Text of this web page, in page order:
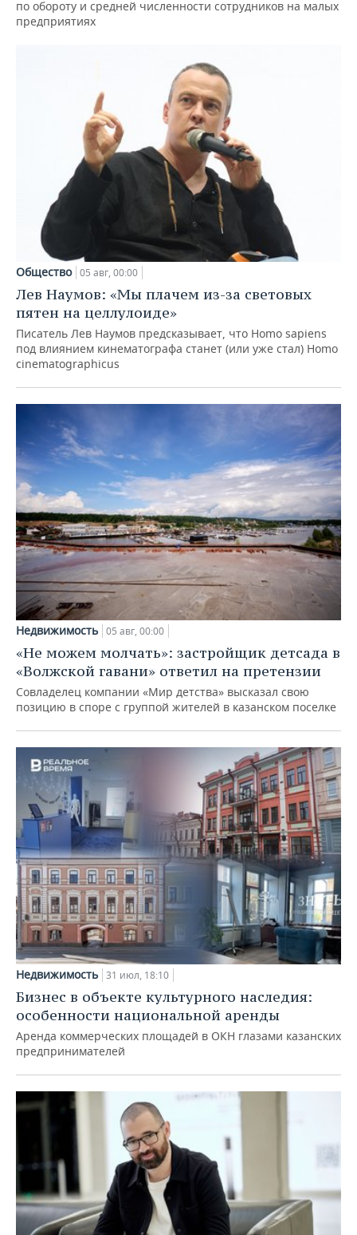
по обороту и средней численности сотрудников на малых
предприятиях
Общество 05 авг, 00:00
Лев Наумов: «Мы плачем из-за световых
пятен на целлулоиде»
Писатель Лев Наумов предсказывает, что Homo sapiens
под влиянием кинематографа станет (или уже стал) Homo
cinematographicus
Недвижимость 05 авг, 00:00
«Не можем молчать»: застройщик детсада в
«Волжской гавани» ответил на претензии
Совладелец компании «Мир детства» высказал свою
позицию в споре с группой жителей в казанском поселке
Недвижимость 31 июл, 18:10
Бизнес в объекте культурного наследия:
особенности национальной аренды
Аренда коммерческих площадей в ОКН глазами казанских
предпринимателей